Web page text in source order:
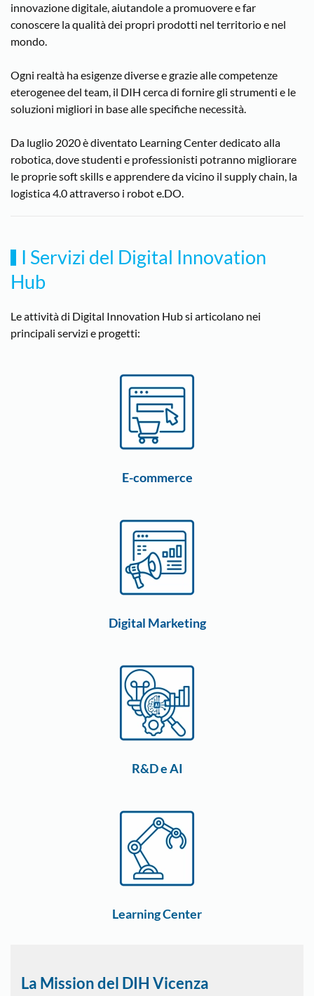
innovazione digitale, aiutandole a promuovere e far
conoscere la qualità dei propri prodotti nel territorio e nel
mondo.
Ogni realtà ha esigenze diverse e grazie alle competenze
eterogenee del team, il DIH cerca di fornire gli strumenti e le
soluzioni migliori in base alle specifiche necessità.
Da luglio 2020 è diventato Learning Center dedicato alla
robotica, dove studenti e professionisti potranno migliorare
le proprie soft skills e apprendere da vicino il supply chain, la
logistica 4.0 attraverso i robot e.DO.
I Servizi del Digital Innovation
Hub
Le attività di Digital Innovation Hub si articolano nei
principali servizi e progetti:
E-commerce
Digital Marketing
R&D e AI
Learning Center
La Mission del DIH Vicenza